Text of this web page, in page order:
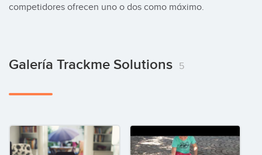
competidores ofrecen uno o dos como máximo.
Galería Trackme Solutions 5